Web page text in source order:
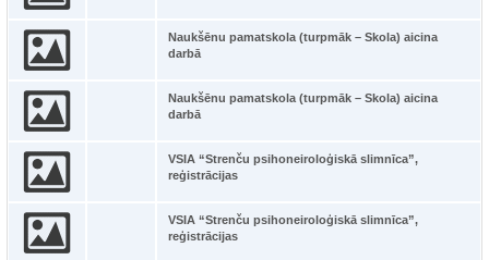
Naukšēnu pamatskola (turpmāk – Skola) aicina
darbā
Naukšēnu pamatskola (turpmāk – Skola) aicina
darbā
VSIA “Strenču psihoneiroloģiskā slimnīca”,
reģistrācijas
VSIA “Strenču psihoneiroloģiskā slimnīca”,
reģistrācijas